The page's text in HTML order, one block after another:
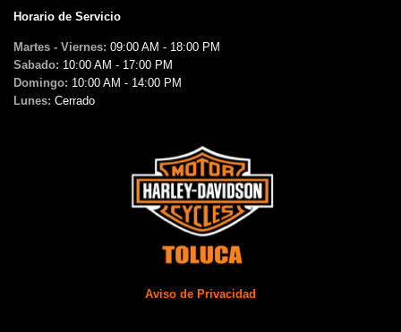
Horario de Servicio
Martes - Viernes: 09:00 AM - 18:00 PM
Sabado: 10:00 AM - 17:00 PM
Domingo: 10:00 AM - 14:00 PM
Lunes: Cerrado
Aviso de Privacidad